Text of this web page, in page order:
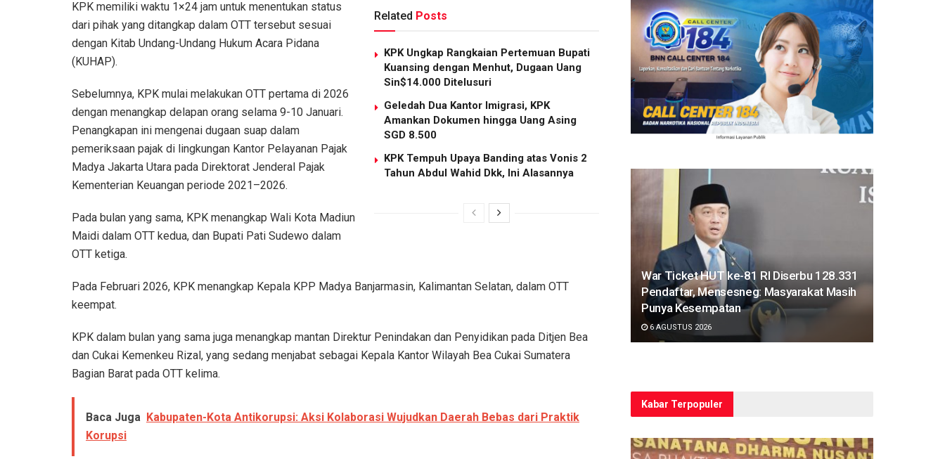
Related Posts
KPK Ungkap Rangkaian Pertemuan Bupati
Kuansing dengan Menhut, Dugaan Uang
Sin$14.000 Ditelusuri
Geledah Dua Kantor Imigrasi, KPK
Amankan Dokumen hingga Uang Asing
SGD 8.500
KPK Tempuh Upaya Banding atas Vonis 2
Tahun Abdul Wahid Dkk, Ini Alasannya
KPK memiliki waktu 1×24 jam untuk menentukan status
dari pihak yang ditangkap dalam OTT tersebut sesuai
dengan Kitab Undang-Undang Hukum Acara Pidana
(KUHAP).
Sebelumnya, KPK mulai melakukan OTT pertama di 2026
dengan menangkap delapan orang selama 9-10 Januari.
Penangkapan ini mengenai dugaan suap dalam
pemeriksaan pajak di lingkungan Kantor Pelayanan Pajak
Madya Jakarta Utara pada Direktorat Jenderal Pajak
Kementerian Keuangan periode 2021–2026.
Pada bulan yang sama, KPK menangkap Wali Kota Madiun
Maidi dalam OTT kedua, dan Bupati Pati Sudewo dalam
OTT ketiga.
Pada Februari 2026, KPK menangkap Kepala KPP Madya Banjarmasin, Kalimantan Selatan, dalam OTT
keempat.
KPK dalam bulan yang sama juga menangkap mantan Direktur Penindakan dan Penyidikan pada Ditjen Bea
dan Cukai Kemenkeu Rizal, yang sedang menjabat sebagai Kepala Kantor Wilayah Bea Cukai Sumatera
Bagian Barat pada OTT kelima.
Baca Juga Kabupaten-Kota Antikorupsi: Aksi Kolaborasi Wujudkan Daerah Bebas dari Praktik
Korupsi
War Ticket HUT ke-81 RI Diserbu 128.331
Pendaftar, Mensesneg: Masyarakat Masih
Punya Kesempatan
6 AGUSTUS 2026
Kabar Terpopuler